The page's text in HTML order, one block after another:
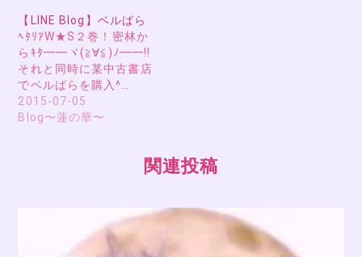
【LINE Blog】ベルばら
ﾍﾀﾘｱW★S２巻！密林か
らｷﾀ━━ヾ(≧∀≦)ﾉ━━!!
それと同時に某中古書店
でベルばらを購入^…
2015-07-05
Blog〜蓮の華〜
関連投稿